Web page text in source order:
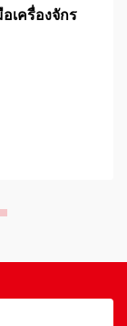
เครื่องจักร